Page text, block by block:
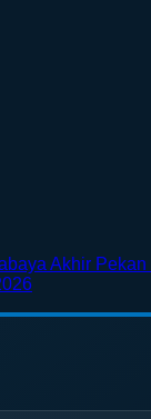
Akhir Pekan
No
on